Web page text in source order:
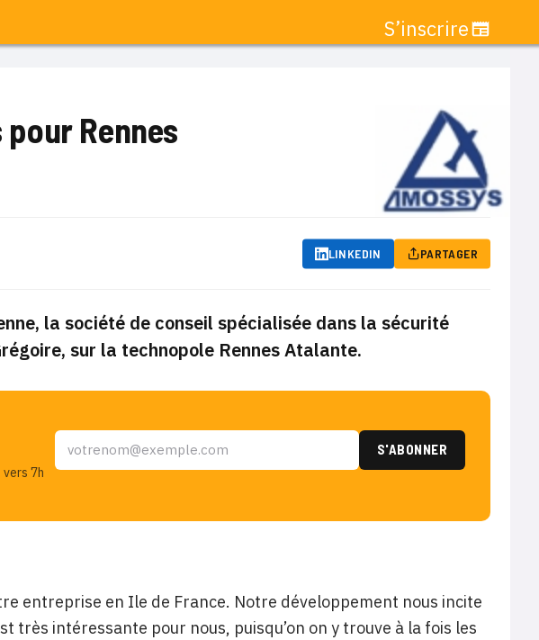
S’inscrire
Rennes
LINKEDIN PARTAGER
la société de conseil spécialisée dans la sécurité
sur la technopole Rennes Atalante.
7h
entreprise en Ile de France. Notre développement nous incite
très intéressante pour nous, puisqu’on on y trouve à la fois les